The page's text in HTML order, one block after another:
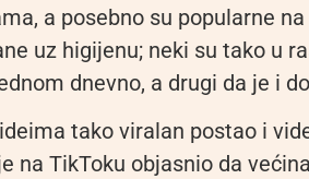
a posebno su popularne
uz higijenu; neki su tako u
dnevno, a drugi da je i
tako viralan postao i
na TikToku objasnio da